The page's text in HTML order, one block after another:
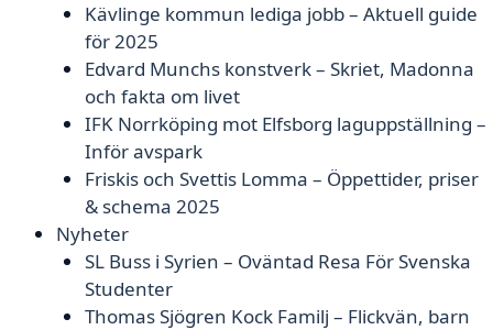
Kävlinge kommun lediga jobb – Aktuell guide
för 2025
Edvard Munchs konstverk – Skriet, Madonna
och fakta om livet
IFK Norrköping mot Elfsborg laguppställning –
Inför avspark
Friskis och Svettis Lomma – Öppettider, priser
& schema 2025
Nyheter
SL Buss i Syrien – Oväntad Resa För Svenska
Studenter
Thomas Sjögren Kock Familj – Flickvän, barn